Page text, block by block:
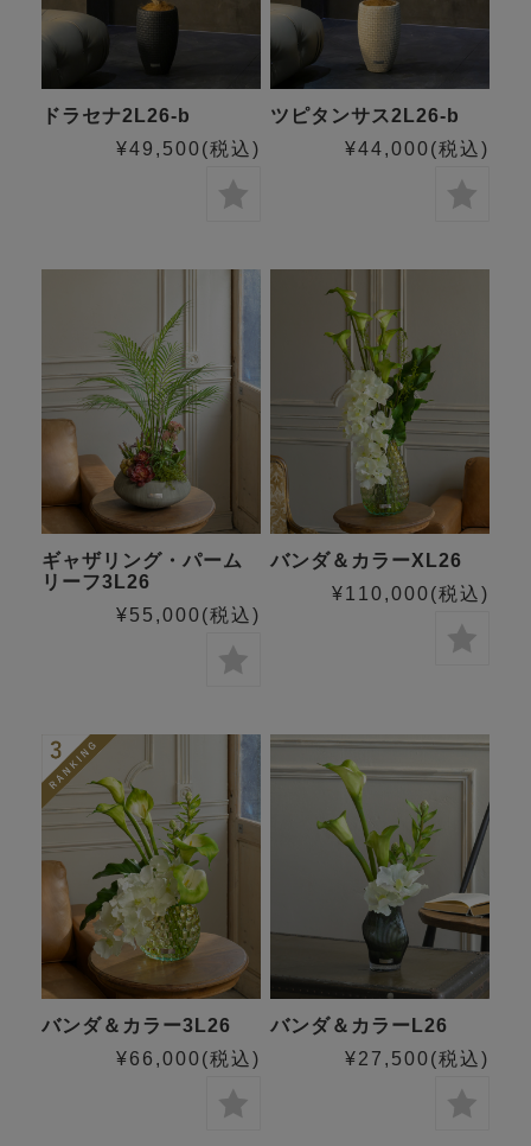
ドラセナ2L26-b
¥49,500(税込)
ツピタンサス2L26-b
¥44,000(税込)
ギャザリング・パーム
リーフ3L26
¥55,000(税込)
バンダ＆カラーXL26
¥110,000(税込)
バンダ＆カラー3L26
¥66,000(税込)
バンダ＆カラーL26
¥27,500(税込)